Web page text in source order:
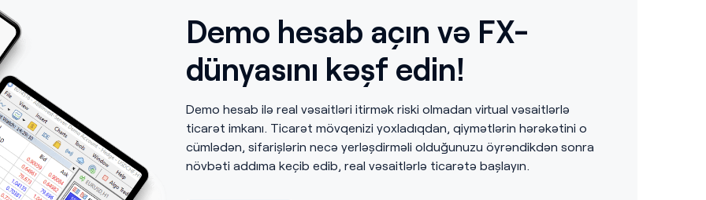
Demo hesab açın və FX-
dünyasını kəşf edin!
Demo hesab ilə real vəsaitləri itirmək riski olmadan virtual vəsaitlərlə
ticarət imkanı. Ticarət mövqenizi yoxladıqdan, qiymətlərin hərəkətini o
cümlədən, sifarişlərin necə yerləşdirməli olduğunuzu öyrəndikdən sonra
növbəti addıma keçib edib, real vəsaitlərlə ticarətə başlayın.